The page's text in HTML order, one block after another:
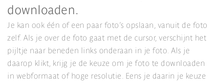
downloaden.
Je kan ook één of een paar foto’s opslaan, vanuit de foto
zelf. Als je over de foto gaat met de cursor, verschijnt het
pijltje naar beneden links onderaan in je foto. Als je
daarop klikt, krijg je de keuze om je foto te downloaden
in webformaat of hoge resolutie. Eens je daarin je keuze